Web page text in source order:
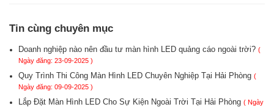
Tin cùng chuyên mục
Doanh nghiệp nào nên đầu tư màn hình LED quảng cáo ngoài trời? (
Ngày đăng: 23-09-2025 )
Quy Trình Thi Công Màn Hình LED Chuyên Nghiệp Tại Hải Phòng (
Ngày đăng: 09-09-2025 )
Lắp Đặt Màn Hình LED Cho Sự Kiện Ngoài Trời Tại Hải Phòng ( Ngày